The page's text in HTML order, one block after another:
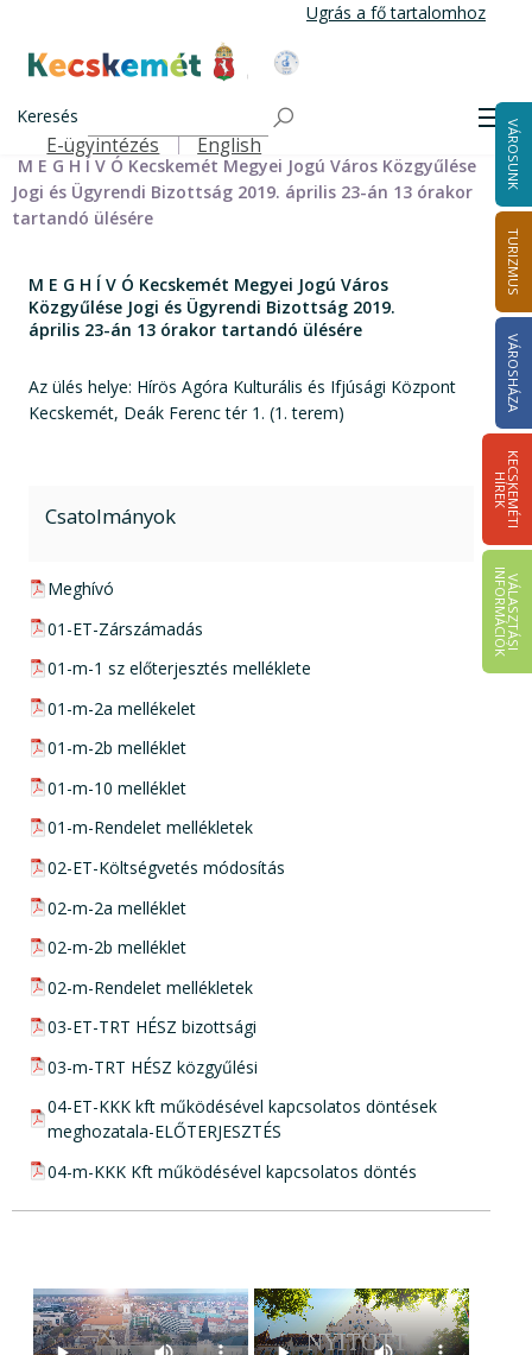
tartalomra
Ugrás a fő tartalomhoz
Kecskemét Város Honlapja
Keresés
Felső navigáció
E-ügyintézés English VÁROSUNK
TURIZMUS
VÁROSHÁZA
K
E
C
S
K
E
M
É
T
I
HÍ
R
E
K
V
Á
L
A
S
Z
T
Á
S
I
IN
F
O
R
M
Á
C
I
Ó
K
Önkormányzat
Bizottságok 2014-2024
Jogi és Ügyrendi Bizottság 2014-2024
Jogi és Ügyrendi Bizottság meghívói 2014-2019
M E G H Í V Ó Kecskemét Megyei Jogú Város Közgyűlése
Jogi és Ügyrendi Bizottság 2019. április 23-án 13 órakor
tartandó ülésére
M E G H Í V Ó Kecskemét Megyei Jogú Város
Közgyűlése Jogi és Ügyrendi Bizottság 2019.
április 23-án 13 órakor tartandó ülésére
Az ülés helye: Hírös Agóra Kulturális és Ifjúsági Központ
Kecskemét, Deák Ferenc tér 1. (1. terem)
Csatolmányok
pdf csatolmány:
Meghívó
pdf csatolmány:
01-ET-Zárszámadás
pdf csatolmány:
01-m-1 sz előterjesztés melléklete
pdf csatolmány:
01-m-2a mellékelet
pdf csatolmány:
01-m-2b melléklet
pdf csatolmány:
01-m-10 melléklet
pdf csatolmány:
01-m-Rendelet mellékletek
pdf csatolmány:
02-ET-Költségvetés módosítás
pdf csatolmány:
02-m-2a melléklet
pdf csatolmány:
02-m-2b melléklet
pdf csatolmány:
02-m-Rendelet mellékletek
pdf csatolmány:
03-ET-TRT HÉSZ bizottsági
pdf csatolmány:
03-m-TRT HÉSZ közgyűlési
pdf csatolmány:
04-ET-KKK kft működésével kapcsolatos döntések
meghozatala-ELŐTERJESZTÉS
pdf csatolmány:
04-m-KKK Kft működésével kapcsolatos döntés